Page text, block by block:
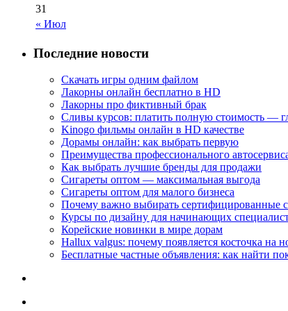
« Июл
31
Последние новости
Скачать игры одним файлом
Лакорны онлайн бесплатно в HD
Лакорны про фиктивный брак
Сливы курсов: платить полную стоимость —
Kinogo фильмы онлайн в HD качестве
Дорамы онлайн: как выбрать первую
Преимущества профессионального
Как выбрать лучшие бренды для продажи
Сигареты оптом — максимальная выгода
Сигареты оптом для малого бизнеса
Почему важно выбирать сертифицированные
Курсы по дизайну для начинающих
Корейские новинки в мире дорам
Hallux valgus: почему появляется косточка на
Бесплатные частные объявления: как найти